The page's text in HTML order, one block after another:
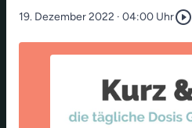
19. Dezember 2022 · 04:00 Uhrplay_circle_outline